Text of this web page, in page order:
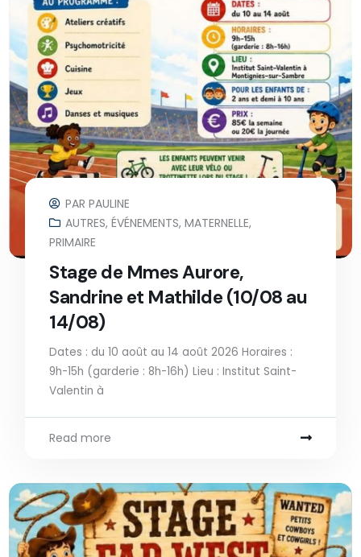
PARPAULINE
AUTRES,ÉVÉNEMENTS,MATERNELLE,
PRIMAIRE
Stage de Mmes Aurore,
Sandrine et Mathilde (10/08 au
14/08)
Dates : du 10 août au 14 août 2026 Horaires :
9h-15h (garderie : 8h-16h) Lieu : Institut Saint-
Valentin à
Read more